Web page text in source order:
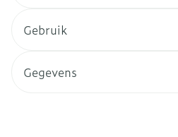
Gebruik
Gegevens